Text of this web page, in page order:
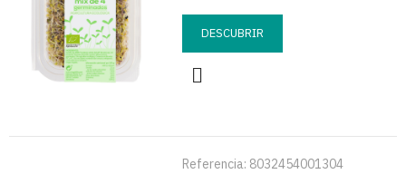
DESCUBRIR
Referencia: 8032454001304